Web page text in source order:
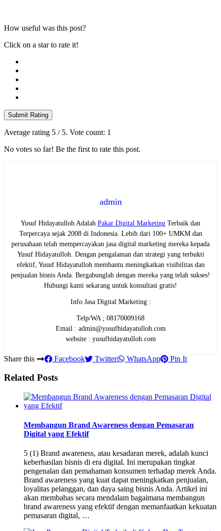
How useful was this post?
Click on a star to rate it!
Submit Rating
Average rating 5 / 5. Vote count: 1
No votes so far! Be the first to rate this post.
admin
Yusuf Hidayatulloh Adalah Pakar Digital Marketing Terbaik dan
Terpercaya sejak 2008 di Indonesia. Lebih dari 100+ UMKM dan
perusahaan telah mempercayakan jasa digital marketing mereka kepada
Yusuf Hidayatulloh. Dengan pengalaman dan strategi yang terbukti
efektif, Yusuf Hidayatulloh membantu meningkatkan visibilitas dan
penjualan bisnis Anda. Bergabunglah dengan mereka yang telah sukses!
Hubungi kami sekarang untuk konsultasi gratis!
Info Jasa Digital Marketing :
Telp/WA ; 08170009168
Email : admin@yusufhidayatulloh.com
website : yusufhidayatulloh.com
Share this Facebook Twitter WhatsApp Pin It
Related Posts
Membangun Brand Awareness dengan Pemasaran
Digital yang Efektif
5 (1) Brand awareness, atau kesadaran merek, adalah kunci
keberhasilan bisnis di era digital. Ini merupakan tingkat
pengenalan dan pemahaman konsumen terhadap merek Anda.
Brand awareness yang kuat dapat meningkatkan penjualan,
loyalitas pelanggan, dan daya saing bisnis Anda. Artikel ini
akan membahas secara mendalam bagaimana membangun
brand awareness yang efektif dengan memanfaatkan kekuatan
pemasaran digital, …